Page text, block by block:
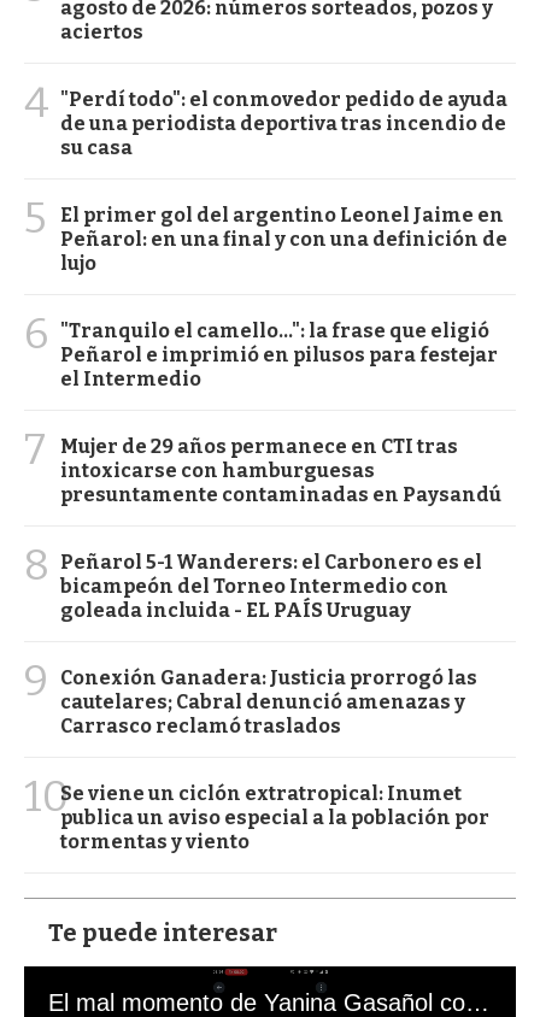
agosto de 2026: números sorteados, pozos y
aciertos
4 "Perdí todo": el conmovedor pedido de ayuda
de una periodista deportiva tras incendio de
su casa
5
El primer gol del argentino Leonel Jaime en
Peñarol: en una final y con una definición de
lujo
6
"Tranquilo el camello...": la frase que eligió
Peñarol e imprimió en pilusos para festejar
el Intermedio
7
Mujer de 29 años permanece en CTI tras
intoxicarse con hamburguesas
presuntamente contaminadas en Paysandú
8
Peñarol 5-1 Wanderers: el Carbonero es el
bicampeón del Torneo Intermedio con
goleada incluida - EL PAÍS Uruguay
9
Conexión Ganadera: Justicia prorrogó las
cautelares; Cabral denunció amenazas y
Carrasco reclamó traslados
10Se viene un ciclón extratropical: Inumet
publica un aviso especial a la población por
tormentas y viento
Te puede interesar
El mal momento de Yanina Gasañol con un hincha argentino en "Subrayado"